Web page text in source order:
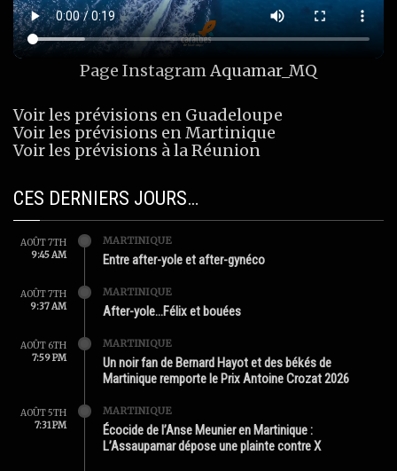
Page InstagramAquamar_MQ
Voir les prévisions en Guadeloupe
Voir les prévisions en Martinique
Voir les prévisions à la Réunion
CES DERNIERS JOURS…
AOÛT 7TH
9:45 AM
MARTINIQUE
Entre after-yole et after-gynéco
AOÛT 7TH
9:37 AM
MARTINIQUE
After-yole…Félix et bouées
AOÛT 6TH
7:59 PM
MARTINIQUE
Un noir fan de Bernard Hayot et des békés de
Martinique remporte le Prix Antoine Crozat 2026
AOÛT 5TH
7:31 PM
MARTINIQUE
Écocide de l’Anse Meunier en Martinique :
L’Assaupamar dépose une plainte contre X